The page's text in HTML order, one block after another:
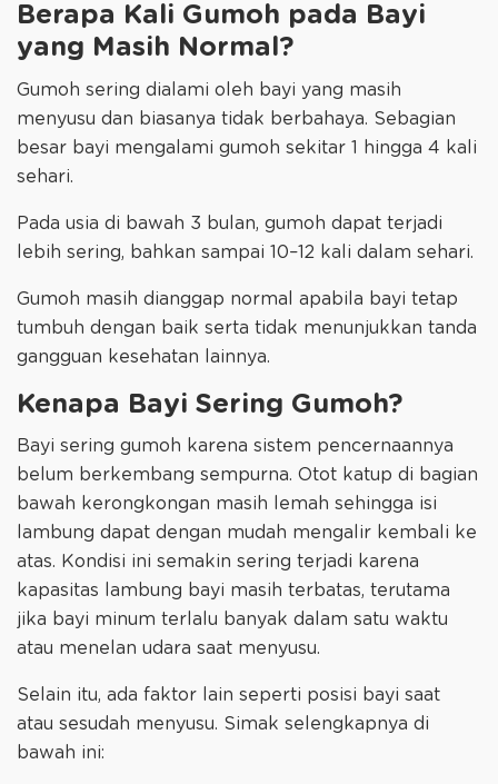
Berapa Kali Gumoh pada Bayi
yang Masih Normal?
Gumoh sering dialami oleh bayi yang masih
menyusu dan biasanya tidak berbahaya. Sebagian
besar bayi mengalami gumoh sekitar 1 hingga 4 kali
sehari.
Pada usia di bawah 3 bulan, gumoh dapat terjadi
lebih sering, bahkan sampai 10–12 kali dalam sehari.
Gumoh masih dianggap normal apabila bayi tetap
tumbuh dengan baik serta tidak menunjukkan tanda
gangguan kesehatan lainnya.
Kenapa Bayi Sering Gumoh?
Bayi sering gumoh karena sistem pencernaannya
belum berkembang sempurna. Otot katup di bagian
bawah kerongkongan masih lemah sehingga isi
lambung dapat dengan mudah mengalir kembali ke
atas. Kondisi ini semakin sering terjadi karena
kapasitas lambung bayi masih terbatas, terutama
jika bayi minum terlalu banyak dalam satu waktu
atau menelan udara saat menyusu.
Selain itu, ada faktor lain seperti posisi bayi saat
atau sesudah menyusu. Simak selengkapnya di
bawah ini: